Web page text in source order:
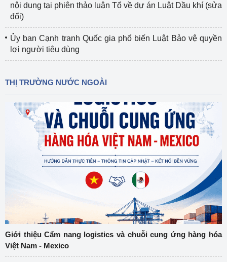
nội dung tại phiên thảo luận Tổ về dự án Luật Dầu khí (sửa
đổi)
Ủy ban Cạnh tranh Quốc gia phổ biến Luật Bảo vệ quyền
lợi người tiêu dùng
THỊ TRƯỜNG NƯỚC NGOÀI
Giới thiệu Cẩm nang logistics và chuỗi cung ứng hàng hóa
Việt Nam - Mexico